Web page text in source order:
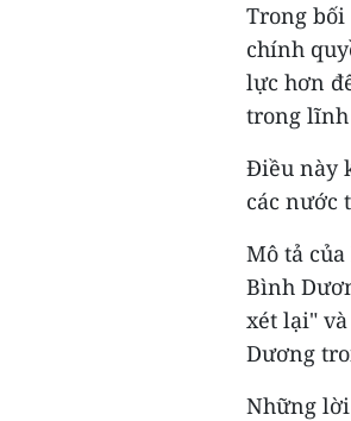
Trong bối
chính
lực hơn
trong
Điều này
các nước
Mô tả
Bình
xét lại"
Dương
Những